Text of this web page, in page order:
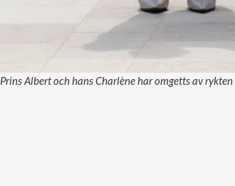
Prins Albert och hans Charlène har omgetts av